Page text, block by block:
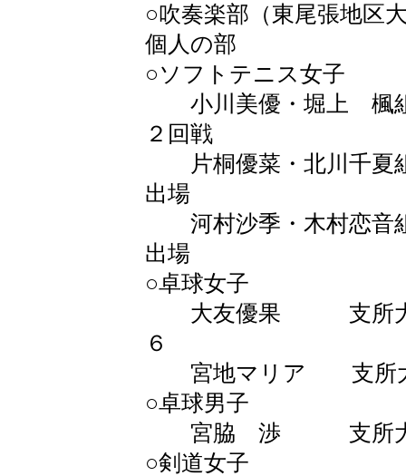
○吹奏楽部（東尾張地区
個人の部
○ソフトテニス女子
小川美優・堀上 楓
２回戦
片桐優菜・北川千
出場
河村沙季・木村恋
出場
○卓球女子
大友優果 支所大会
６
宮地マリア 支所大
○卓球男子
宮脇 渉 支所大会
○剣道女子